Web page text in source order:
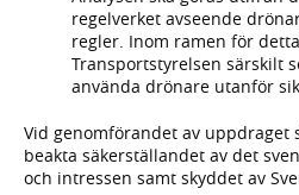
regelverket avseende
regler. Inom ramen för
Transportstyrelsen särskilt
använda drönare utanför
Vid genomförandet av uppdraget
beakta säkerställandet av det
och intressen samt skyddet av